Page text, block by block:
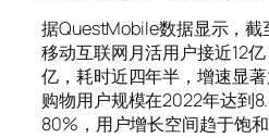
据QuestMobile数据显示，
移动互联网月活用户接近12
亿，耗时近四年半，增速显
购物用户规模在2022年达到
80%，用户增长空间趋于饱和